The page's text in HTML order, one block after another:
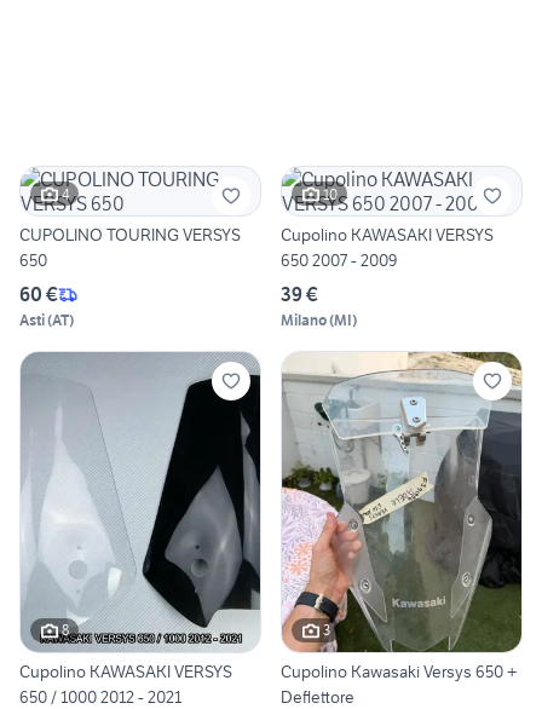
4
CUPOLINO TOURING VERSYS
650
60 €
Asti(AT)
10
Cupolino KAWASAKI VERSYS
650 2007 - 2009
39 €
Milano(MI)
8
Cupolino KAWASAKI VERSYS
650 / 1000 2012 - 2021
3
Cupolino Kawasaki Versys 650 +
Deflettore